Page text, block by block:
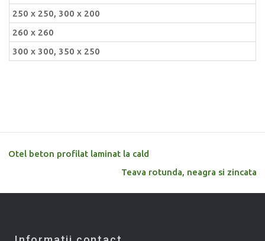
250 x 250, 300 x 200
260 x 260
300 x 300, 350 x 250
Otel beton profilat laminat la cald
Teava rotunda, neagra si zincata